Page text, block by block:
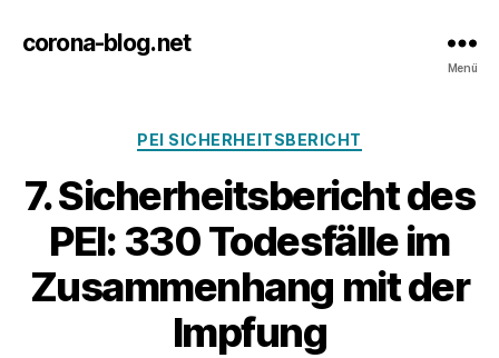
corona-blog.net
Menü
Kategorien
PEI SICHERHEITSBERICHT
7. Sicherheitsbericht des
PEI: 330 Todesfälle im
Zusammenhang mit der
Impfung